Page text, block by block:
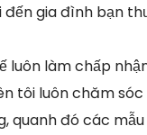
đến gia đình bạn
luôn làm chấp
tôi luôn chăm
quanh đó các